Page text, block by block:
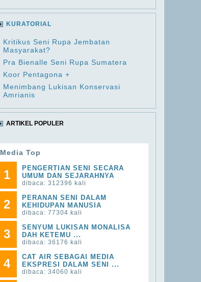
KURATORIAL
Kritikus Seni Rupa Jembatan
Masyarakat?
Pra Bienalle Seni Rupa Sumatera
Koor Pentagona +
Menimbang Lukisan Konservasi
Amrianis
ARTIKEL POPULER
Media Top
1
PENGERTIAN SENI SECARA
UMUM DAN SEJARAHNYA
dibaca: 312396 kali
2
PERANAN SENI DALAM
KEHIDUPAN MANUSIA
dibaca: 77304 kali
3
SENYUM LUKISAN MONALISA
DAH KETEMU ...
dibaca: 36176 kali
4
CAT AIR SEBAGAI MEDIA
EKSPRESI DALAM SENI ...
dibaca: 34060 kali